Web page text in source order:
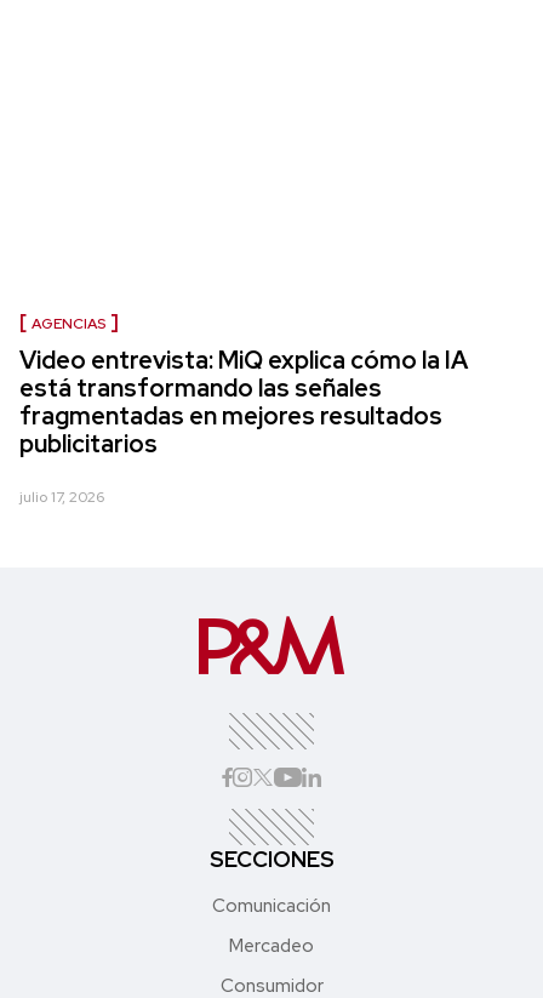
AGENCIAS
Video entrevista: MiQ explica cómo la IA
está transformando las señales
fragmentadas en mejores resultados
publicitarios
julio 17, 2026
SECCIONES
Comunicación
Mercadeo
Consumidor